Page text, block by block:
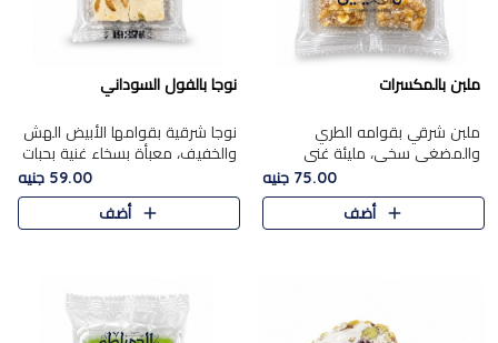
ملبن بالمكسرات
ملبن شرقي بقوامه الطري
والمضغي سخي، مليئة غني
بتشكيلة فاخرة من المكسرات
مشكلة المختارة التي تقدم تضيف
قرمشة مميزة مرضية ونكهة
75.00 جنيه
أضف
نوجا بالفول السوداني
نوجا شرقية بقوامها الأبيض الهش
والخفيف، معبأة بسخاء غنية بحبات
الفول السوداني المحمص التي
يقدم تضيف قرمشة مميزة مرضية
وتوازنًا رائعًا مع حلا..
59.00 جنيه
أضف